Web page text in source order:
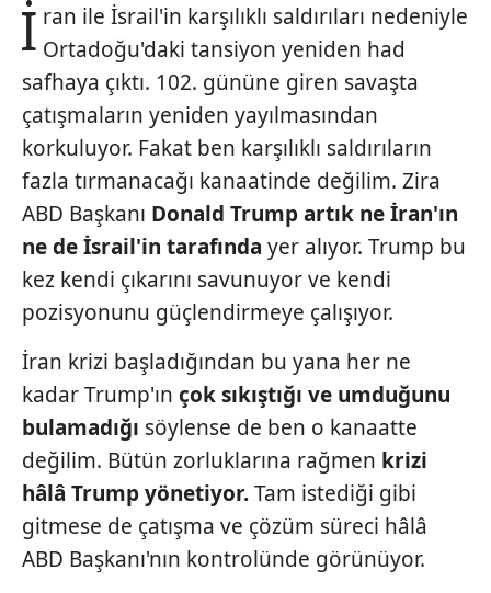
İ ran ile İsrail'in karşılıklı saldırıları nedeniyle
Ortadoğu'daki tansiyon yeniden had
safhaya çıktı. 102. gününe giren savaşta
çatışmaların yeniden yayılmasından
korkuluyor. Fakat ben karşılıklı saldırıların
fazla tırmanacağı kanaatinde değilim. Zira
ABD Başkanı Donald Trumpartık ne İran'ın
ne de İsrail'in tarafında yer alıyor. Trump bu
kez kendi çıkarını savunuyor ve kendi
pozisyonunu güçlendirmeye çalışıyor.
İran krizi başladığından bu yana her ne
kadar Trump'ın çok sıkıştığı ve umduğunu
bulamadığı söylense de ben o kanaatte
değilim. Bütün zorluklarına rağmen krizi
hâlâ Trumpyönetiyor.Tam istediği gibi
gitmese de çatışma ve çözüm süreci hâlâ
ABD Başkanı'nın kontrolünde görünüyor.